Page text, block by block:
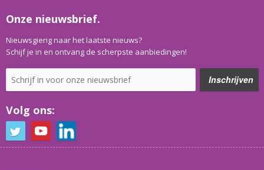
Onze nieuwsbrief.
Nieuwsgierig naar het laatste nieuws?
Schijf je in en ontvang de scherpste aanbiedingen!
Volg ons: